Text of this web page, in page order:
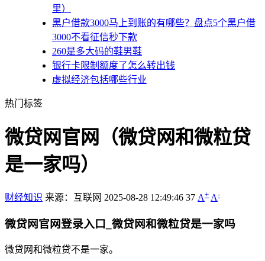
里）
黑户借款3000马上到账的有哪些？盘点5个黑户借
3000不看征信秒下款
260是多大码的鞋男鞋
银行卡限制额度了怎么转出钱
虚拟经济包括哪些行业
热门标签
微贷网官网（微贷网和微粒贷
是一家吗）
财经知识 来源：互联网 2025-08-28 12:49:46 37 A+ A-
微贷网官网登录入口_微贷网和微粒贷是一家吗
微贷网和微粒贷不是一家。